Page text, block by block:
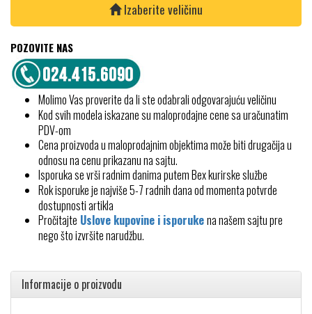
Izaberite veličinu
POZOVITE NAS
Molimo Vas proverite da li ste odabrali odgovarajuću veličinu
Kod svih modela iskazane su maloprodajne cene sa uračunatim
PDV-om
Cena proizvoda u maloprodajnim objektima može biti drugačija u
odnosu na cenu prikazanu na sajtu.
Isporuka se vrši radnim danima putem Bex kurirske službe
Rok isporuke je najviše 5-7 radnih dana od momenta potvrde
dostupnosti artikla
Pročitajte Uslove kupovine i isporukena našem sajtu pre
nego što izvršite narudžbu.
Informacije o proizvodu